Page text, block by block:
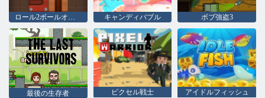
ロール2ボールオンライン キャンディバブル ボブ強盗3
最後の生存者 ピクセル戦士 アイドルフィッシュ